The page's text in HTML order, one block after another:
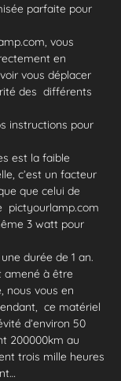
parfaite pour
vous
en
vous déplacer
des différents
instructions pour
est la faible
c’est un facteur
que celui de
pictyourlamp.com
3 watt pour
durée de 1 an.
amené à être
nous vous en
ce matériel
d’environ 50
200000km au
trois mille heures